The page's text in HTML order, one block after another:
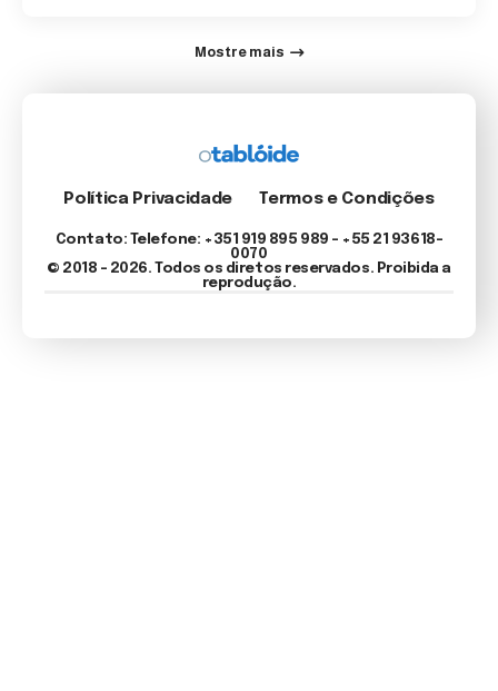
Mostre mais
Política Privacidade Termos e Condições
Contato: Telefone: +351 919 895 989 – +55 21 93618-
0070
© 2018 - 2026. Todos os diretos reservados. Proibida a
reprodução.